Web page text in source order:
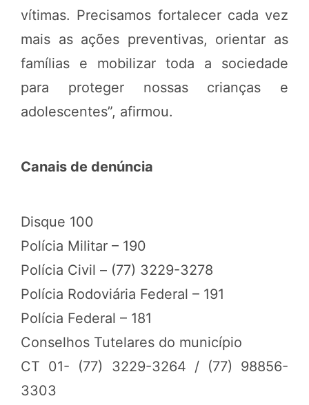
vítimas. Precisamos fortalecer cada vez
mais as ações preventivas, orientar as
famílias e mobilizar toda a sociedade
para proteger nossas crianças e
adolescentes”, afirmou.
Canais de denúncia
Disque 100
Polícia Militar – 190
Polícia Civil – (77) 3229-3278
Polícia Rodoviária Federal – 191
Polícia Federal – 181
Conselhos Tutelares do município
CT 01- (77) 3229-3264 / (77) 98856-
3303